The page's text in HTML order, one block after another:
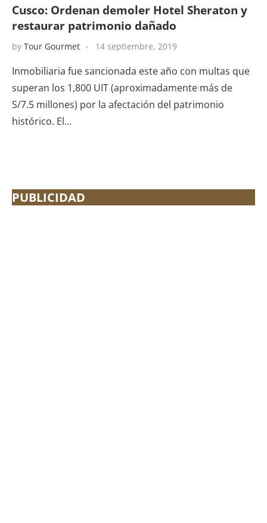
Cusco: Ordenan demoler Hotel Sheraton y
restaurar patrimonio dañado
by Tour Gourmet 14 septiembre, 2019
Inmobiliaria fue sancionada este año con multas que
superan los 1,800 UIT (aproximadamente más de
S/7.5 millones) por la afectación del patrimonio
histórico. El…
PUBLICIDAD